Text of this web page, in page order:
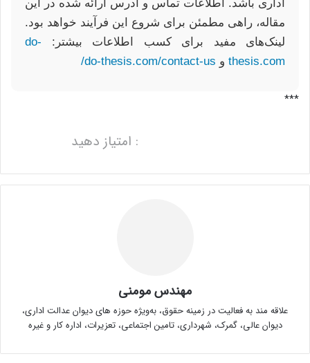
اداری باشد. اطلاعات تماس و آدرس ارائه شده در این
مقاله، راهی مطمئن برای شروع این فرآیند خواهد بود.
لینک‌های مفید برای کسب اطلاعات بیشتر: do-
thesis.com و do-thesis.com/contact-us/
***
: امتیاز دهید
مهندس مومنی
علاقه مند به فعالیت در زمینه حقوق، به‌ویژه حوزه های دیوان عدالت اداری،
دیوان عالی، گمرک، شهرداری، تامین اجتماعی، تعزیرات، اداره کار و غیره